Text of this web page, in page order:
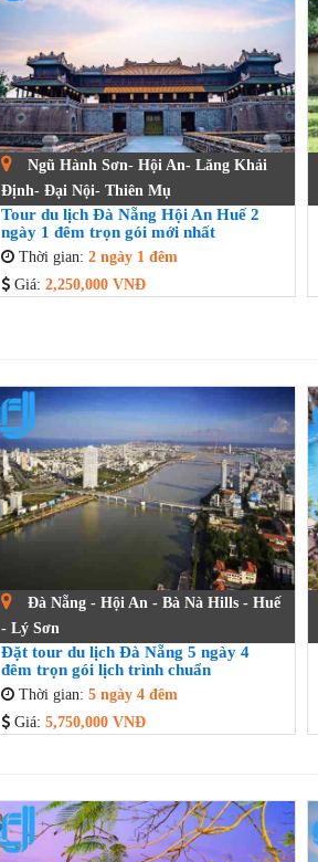
Ngũ Hành Sơn- Hội An- Lăng Khải
Định- Đại Nội- Thiên Mụ
Tour du lịch Đà Nẵng Hội An Huế 2
ngày 1 đêm trọn gói mới nhất
Thời gian: 2 ngày 1 đêm
Giá: 2,250,000 VNĐ
Đà Nẵng - Hội An - Bà Nà Hills - Huế
- Lý Sơn
Đặt tour du lịch Đà Nẵng 5 ngày 4
đêm trọn gói lịch trình chuẩn
Thời gian: 5 ngày 4 đêm
Giá: 5,750,000 VNĐ